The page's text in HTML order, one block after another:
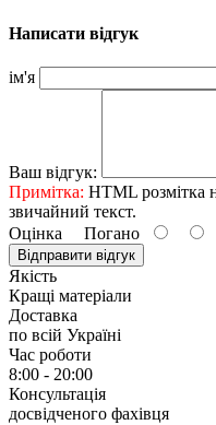
Написати відгук
ім'я
Ваш відгук:
Примітка: HTML розмітка
звичайний текст.
Оцінка Погано
Відправити відгук
Якість
Кращі матеріали
Доставка
по всій Україні
Час роботи
8:00 - 20:00
Консультація
досвідченого фахівця